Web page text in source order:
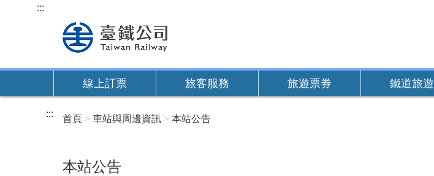
內
:::
線上訂票 旅客服務 旅遊票券 鐵道旅遊
::: 首頁 車站與周邊資訊 本站公告
本站公告